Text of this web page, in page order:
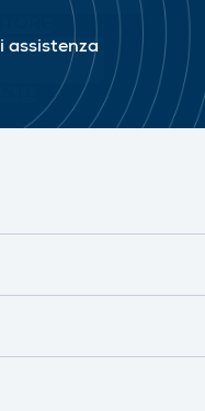
assistenza